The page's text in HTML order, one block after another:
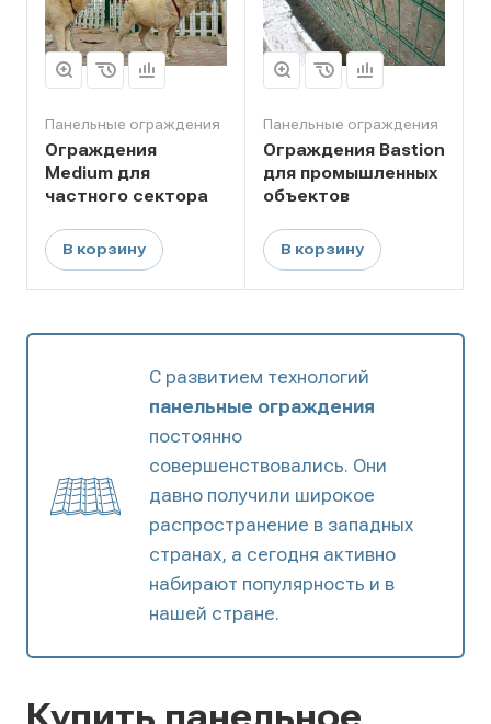
Панельные ограждения
Ограждения
Medium для
частного сектора
В корзину
Панельные ограждения
Ограждения Bastion
для промышленных
объектов
В корзину
С развитием технологий
панельные ограждения
постоянно
совершенствовались. Они
давно получили широкое
распространение в западных
странах, а сегодня активно
набирают популярность и в
нашей стране.